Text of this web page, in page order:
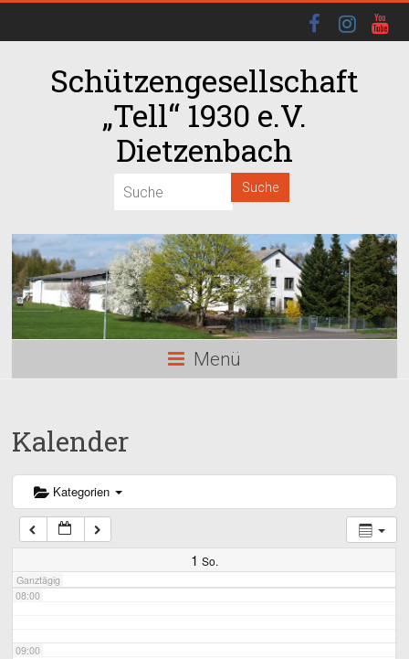
Schützengesellschaft
„Tell“ 1930 e.V.
Dietzenbach
Menü
Kalender
Kategorien
1 So.
Ganztägig
02:00
04:00
05:00
06:00
07:00
08:00
09:00